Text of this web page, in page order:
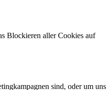
Blockieren aller Cookies auf
sind, oder um uns